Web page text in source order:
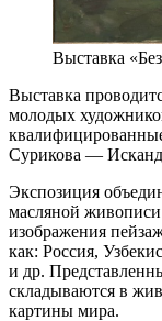
Выставка
Выставка
молодых
Сурикова —
Экспозиция
масляной
изображения
как: Россия,
и др.
складываются в
картины мира.